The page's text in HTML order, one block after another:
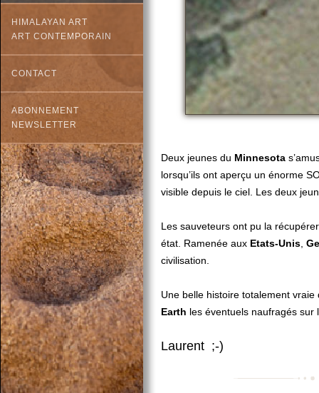
HIMALAYAN ART
ART CONTEMPORAIN
CONTACT
ABONNEMENT
NEWSLETTER
Deux jeunes du Minnesota
lorsqu’ils ont aperçu un énorme
visible depuis le ciel. Les deux
Les sauveteurs ont pu la
état. Ramenée aux Etats-Unis
civilisation.
Une belle histoire totalement
Earth les éventuels naufragés sur
Laurent ;-)